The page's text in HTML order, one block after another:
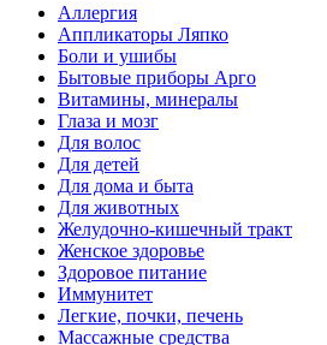
Аллергия
Аппликаторы Ляпко
Боли и ушибы
Бытовые приборы Арго
Витамины, минералы
Глаза и мозг
Для волос
Для детей
Для дома и быта
Для животных
Желудочно-кишечный тракт
Женское здоровье
Здоровое питание
Иммунитет
Легкие, почки, печень
Массажные средства